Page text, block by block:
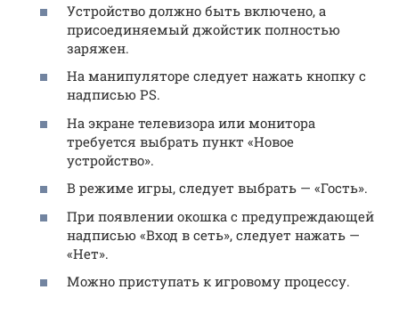
Устройство должно быть включено, а
присоединяемый джойстик полностью
заряжен.
На манипуляторе следует нажать кнопку с
надписью PS.
На экране телевизора или монитора
требуется выбрать пункт «Новое
устройство».
В режиме игры, следует выбрать — «Гость».
При появлении окошка с предупреждающей
надписью «Вход в сеть», следует нажать —
«Нет».
Можно приступать к игровому процессу.